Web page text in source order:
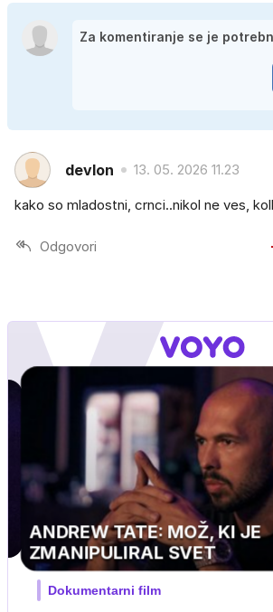
devlon 13. 05. 2026 11.23
kako so mladostni, crnci..nikol ne ves,
Odgovori